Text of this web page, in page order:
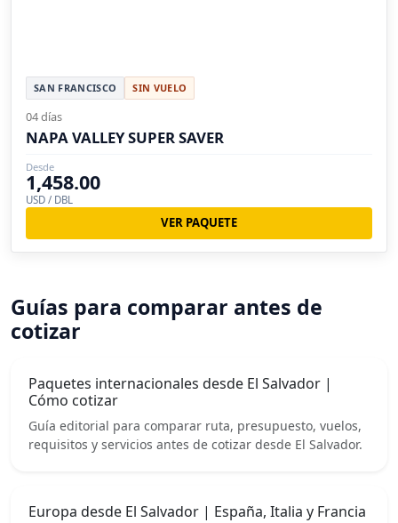
SAN FRANCISCO SIN VUELO
04 días
NAPA VALLEY SUPER SAVER
Desde
1,458.00
USD / DBL
VER PAQUETE
Guías para comparar antes de
cotizar
Paquetes internacionales desde El Salvador |
Cómo cotizar
Guía editorial para comparar ruta, presupuesto, vuelos,
requisitos y servicios antes de cotizar desde El Salvador.
Europa desde El Salvador | España, Italia y Francia